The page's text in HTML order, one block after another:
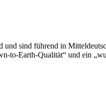
sind führend in
to-Earth-Qualität“ und ein